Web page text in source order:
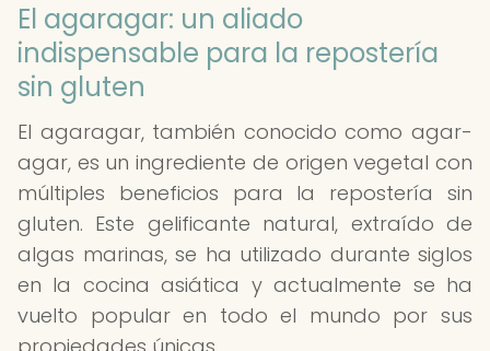
El agaragar: un aliado
indispensable para la repostería
sin gluten
El agaragar, también conocido como agar-
agar, es un ingrediente de origen vegetal con
múltiples beneficios para la repostería sin
gluten. Este gelificante natural, extraído de
algas marinas, se ha utilizado durante siglos
en la cocina asiática y actualmente se ha
vuelto popular en todo el mundo por sus